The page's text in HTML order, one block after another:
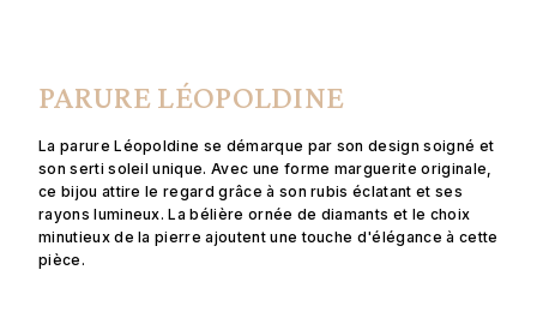
PARURE LÉOPOLDINE
La parure Léopoldine se démarque par son design soigné et
son serti soleil unique. Avec une forme marguerite originale,
ce bijou attire le regard grâce à son rubis éclatant et ses
rayons lumineux. La bélière ornée de diamants et le choix
minutieux de la pierre ajoutent une touche d'élégance à cette
pièce.